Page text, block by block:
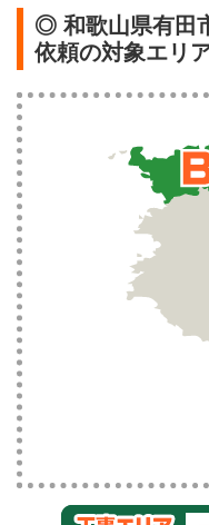
◎ 和歌山県有田
依頼の対象エリア